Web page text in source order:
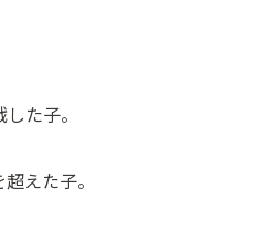
た子。
えた子。